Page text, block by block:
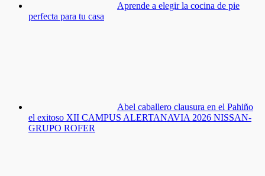
Aprende a elegir la cocina de pie
perfecta para tu casa
Abel caballero clausura en el Pahiño
el exitoso XII CAMPUS ALERTANAVIA 2026 NISSAN-
GRUPO ROFER